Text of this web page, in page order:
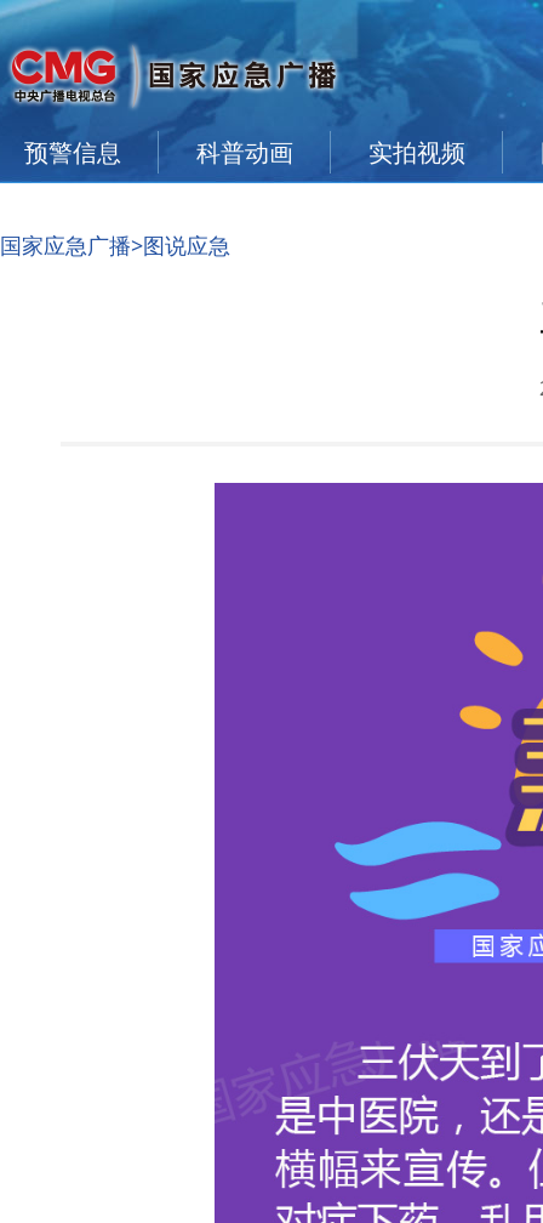
预警信息 科普动画 实拍视频
国家应急广播>图说应急